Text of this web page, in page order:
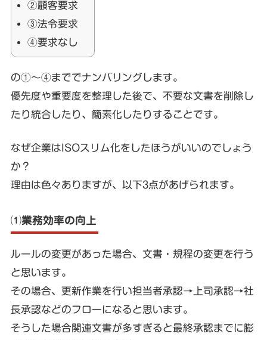
②顧客要求
③法令要求
④要求なし
の①～④まででナンバリングします。
優先度や重要度を整理した後で、不要な文書を削除し
たり統合したり、簡素化したりすることです。
なぜ企業はISOスリム化をしたほうがいいのでしょう
か？
理由は色々ありますが、以下3点があげられます。
⑴業務効率の向上
ルールの変更があった場合、文書・規程の変更を行う
と思います。
その場合、更新作業を行い担当者承認→上司承認→社
長承認などのフローになると思います。
そうした場合関連文書が多すぎると最終承認までに膨